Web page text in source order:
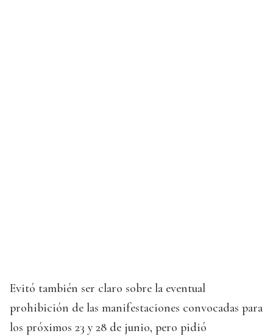
Evitó también ser claro sobre la eventual
prohibición de las manifestaciones convocadas para
los próximos 23 y 28 de junio, pero pidió